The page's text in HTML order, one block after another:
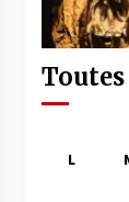
Toutes
L